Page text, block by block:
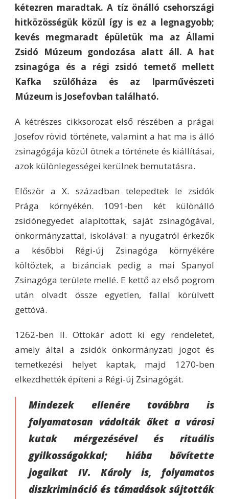
kétezren maradtak. A tíz önálló csehországi
hitközösségük közül így is ez a legnagyobb;
kevés megmaradt épületük ma az Állami
Zsidó Múzeum gondozása alatt áll. A hat
zsinagóga és a régi zsidó temető mellett
Kafka szülőháza és az Iparművészeti
Múzeum is Josefovban található.
A kétrészes cikksorozat első részében a prágai
Josefov rövid története, valamint a hat ma is álló
zsinagógája közül ötnek a története és kiállításai,
azok különlegességei kerülnek bemutatásra.
Először a X. században telepedtek le zsidók
Prága környékén. 1091-ben két különálló
zsidónegyedet alapítottak, saját zsinagógával,
önkormányzattal, iskolával: a nyugatról érkezők
a későbbi Régi-új Zsinagóga környékére
költöztek, a bizánciak pedig a mai Spanyol
Zsinagóga területe mellé. E kettő az első pogrom
után olvadt össze egyetlen, fallal körülvett
gettóvá.
1262-ben II. Ottokár adott ki egy rendeletet,
amely által a zsidók önkormányzati jogot és
temetkezési helyet kaptak, majd 1270-ben
elkezdhették építeni a Régi-új Zsinagógát.
Mindezek ellenére továbbra is
folyamatosan vádolták őket a városi
kutak mérgezésével és rituális
gyilkosságokkal; hiába bővítette
jogaikat IV. Károly is, folyamatos
diszkrimináció és támadások sújtották